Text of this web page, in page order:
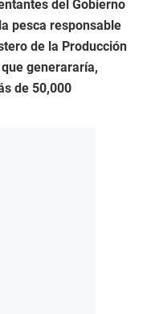
del Gobierno
pesca responsable
de la Producción
generararía,
de 50,000